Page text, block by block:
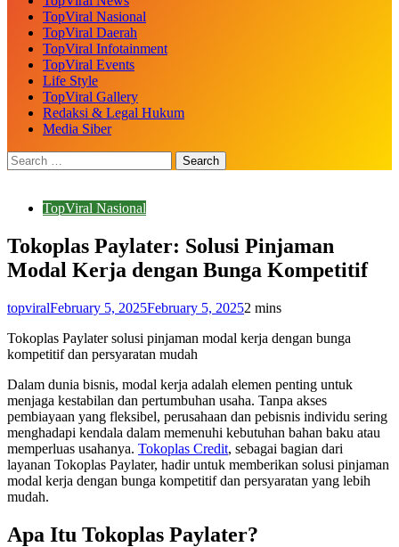
TopViral Nasional
TopViral Daerah
TopViral Infotainment
TopViral Events
Life Style
TopViral Gallery
Redaksi & Legal Hukum
Media Siber
TopViral Nasional
Tokoplas Paylater: Solusi Pinjaman
Modal Kerja dengan Bunga Kompetitif
topviralFebruary 5, 2025February 5, 20252 mins
Tokoplas Paylater solusi pinjaman modal kerja dengan bunga
kompetitif dan persyaratan mudah
Dalam dunia bisnis, modal kerja adalah elemen penting untuk
menjaga kestabilan dan pertumbuhan usaha. Tanpa akses
pembiayaan yang fleksibel, perusahaan dan pebisnis individu sering
menghadapi kendala dalam memenuhi kebutuhan bahan baku atau
memperluas usahanya. Tokoplas Credit, sebagai bagian dari
layanan Tokoplas Paylater, hadir untuk memberikan solusi pinjaman
modal kerja dengan bunga kompetitif dan persyaratan yang lebih
mudah.
Apa Itu Tokoplas Paylater?